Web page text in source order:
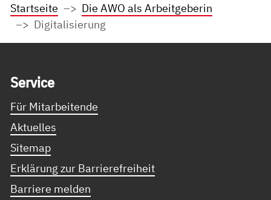
Startseite
Die AWO als Arbeitgeberin
Digitalisierung
Ser­vice
Für Mitarbeitende
Aktuelles
Sitemap
Erklärung zur Barrierefreiheit
Barriere melden